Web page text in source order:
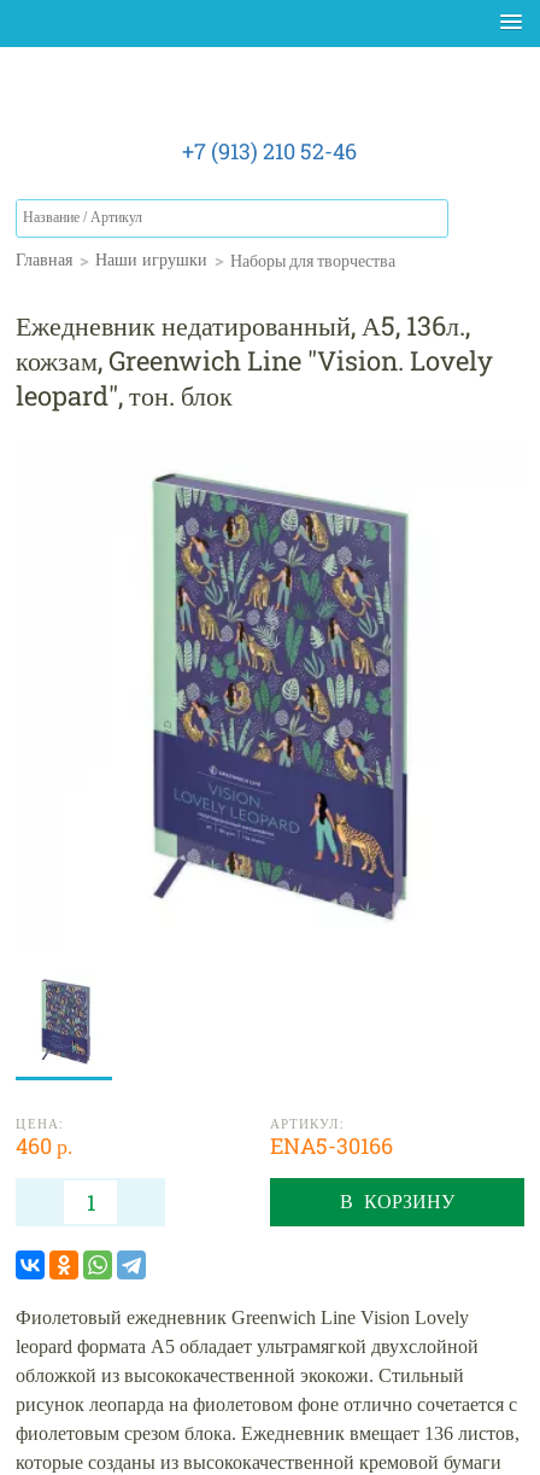
+7 (913) 210 52-46
Главная > Наши игрушки > Наборы для творчества
Ежедневник недатированный, А5, 136л.,
кожзам, Greenwich Line "Vision. Lovely
leopard", тон. блок
ЦЕНА:
460 р.
АРТИКУЛ:
ENA5-30166
В КОРЗИНУ
Фиолетовый ежедневник Greenwich Line Vision Lovely
leopard формата А5 обладает ультрамягкой двухслойной
обложкой из высококачественной экокожи. Стильный
рисунок леопарда на фиолетовом фоне отлично сочетается с
фиолетовым срезом блока. Ежедневник вмещает 136 листов,
которые созданы из высококачественной кремовой бумаги